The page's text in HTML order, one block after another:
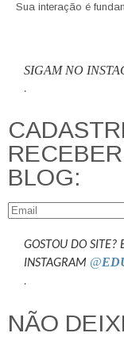
Sua interação é
SIGAM NO
.
BLOG:
GOSTOU DO SITE?
INSTAGRAM @
.
NÃO